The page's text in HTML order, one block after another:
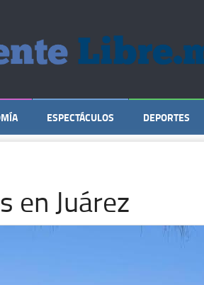
ESPECTÁCULOS DEPORTES
en Juárez